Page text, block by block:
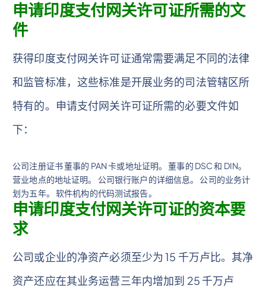
申请印度支付网关许可证所需的文
件
获得印度支付网关许可证通常需要满足不同的法律
和监管标准，这些标准是开展业务的司法管辖区所
特有的。申请支付网关许可证所需的必要文件如
下：
公司注册证书 董事的 PAN 卡或地址证明。 董事的 DSC 和 DIN。
营业地点的地址证明。 公司银行账户的详细信息。 公司的业务计
划为五年。 软件机构的代码测试报告。
申请印度支付网关许可证的资本要
求
公司或企业的净资产必须至少为 15 千万卢比。其净
资产还应在其业务运营三年内增加到 25 千万卢